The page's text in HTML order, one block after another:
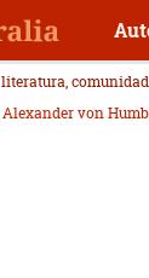
Alexander von